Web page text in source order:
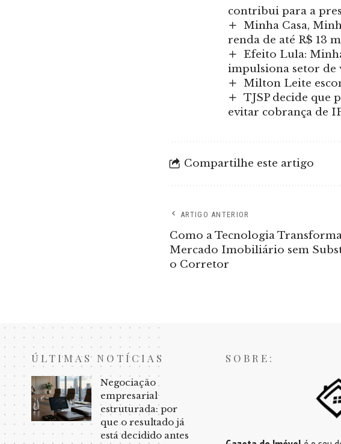
contribui para a
Minha Casa,
renda de até R$ 13
Efeito Lula:
impulsiona setor de
Milton Leite
TJSP decide
evitar cobrança de
Compartilhe este artigo
ARTIGO ANTERIOR
Como a Tecnologia
Mercado Imobiliário sem
o Corretor
ÚLTIMAS NOTÍCIAS
Negociação
empresarial
estruturada: por
que o resultado já
está decidido antes
SOBRE: